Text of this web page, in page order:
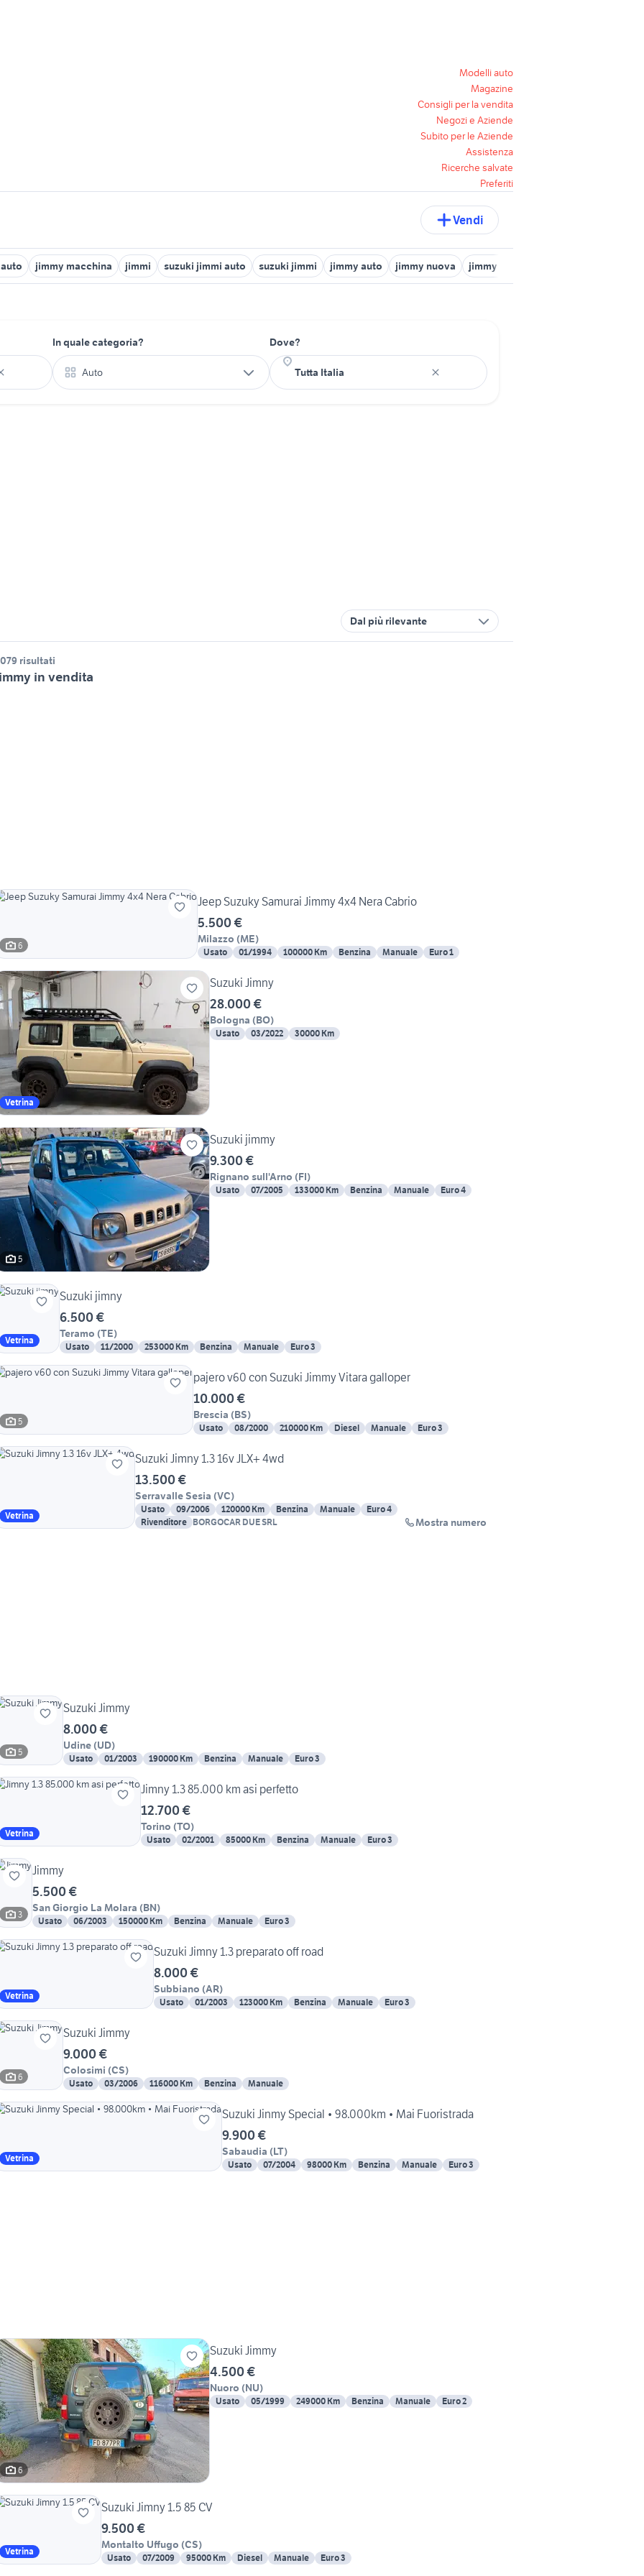
Modelli auto
Magazine
Consigli per la vendita
Negozi e Aziende
Subito per le Aziende
Assistenza
Ricerche salvate
Preferiti
Vendi
jimmy macchina jimmi suzuki jimmi auto suzuki jimmi jimmy auto jimmy nuova jimmy 4x4
In quale categoria?
Auto
Dove?
Dal più rilevante
risultati
in vendita
6
Jeep Suzuky Samurai Jimmy 4x4 Nera Cabrio
5.500 €
Milazzo (ME)
Usato 01/1994 100000 Km Benzina Manuale Euro 1
Vetrina
Suzuki Jimny
28.000 €
Bologna (BO)
Usato 03/2022 30000 Km
5
Suzuki jimmy
9.300 €
Rignano sull'Arno (FI)
Usato 07/2005 133000 Km Benzina Manuale Euro 4
Vetrina
Suzuki jimny
6.500 €
Teramo (TE)
Usato 11/2000 253000 Km Benzina Manuale Euro 3
5
pajero v60 con Suzuki Jimmy Vitara galloper
10.000 €
Brescia (BS)
Usato 08/2000 210000 Km Diesel Manuale Euro 3
Vetrina
Suzuki Jimny 1.3 16v JLX+ 4wd
13.500 €
Serravalle Sesia (VC)
Usato 09/2006 120000 Km Benzina Manuale
Euro 4
Rivenditore BORGOCAR DUE SRL Mostra numero
5
Suzuki Jimmy
8.000 €
Udine (UD)
Usato 01/2003 190000 Km Benzina Manuale Euro 3
Vetrina
Jimny 1.3 85.000 km asi perfetto
12.700 €
Torino (TO)
Usato 02/2001 85000 Km Benzina Manuale Euro 3
3
Jimmy
5.500 €
San Giorgio La Molara (BN)
Usato 06/2003 150000 Km Benzina Manuale Euro 3
Vetrina
Suzuki Jimny 1.3 preparato off road
8.000 €
Subbiano (AR)
Usato 01/2003 123000 Km Benzina Manuale Euro 3
6
Suzuki Jimmy
9.000 €
Colosimi (CS)
Usato 03/2006 116000 Km Benzina Manuale
Vetrina
Suzuki Jinmy Special • 98.000km • Mai Fuoristrada
9.900 €
Sabaudia (LT)
Usato 07/2004 98000 Km Benzina Manuale Euro 3
6
Suzuki Jimmy
4.500 €
Nuoro (NU)
Usato 05/1999 249000 Km Benzina Manuale Euro 2
Vetrina
Suzuki Jimny 1.5 85 CV
9.500 €
Montalto Uffugo (CS)
Usato 07/2009 95000 Km Diesel Manuale Euro 3